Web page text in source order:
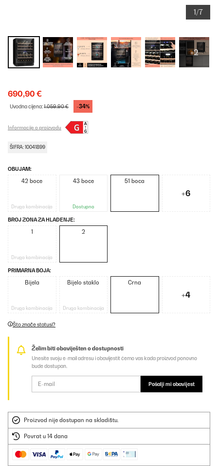
1/7
+2
690,90 €
Uvodna cijena:1.059,90 € -34%
Informacije o proizvodu
ŠIFRA: 10041899
OBUJAM:
42 boce
Druga kombinacija
43 boce
Dostupno
51 boca
+6
BROJ ZONA ZA HLAĐENJE:
1
Druga kombinacija
2
PRIMARNA BOJA:
Bijela
Druga kombinacija
Bijelo staklo
Druga kombinacija
Crna
+4
Što znače statusi?
Želim biti obaviješten o dostupnosti
Unesite svoju e-mail adresu i obavijestit ćemo vas kada proizvod ponovno
bude dostupan.
Pošalji mi obavijest
Proizvod nije dostupan na skladištu.
Povrat u 14 dana